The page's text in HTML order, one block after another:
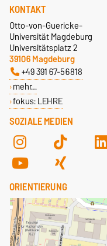
SOZIALE MEDIEN
KONTAKT
Otto-von-Guericke-
Universität Magdeburg
Universitätsplatz 2
39106 Magdeburg
+49 391 67-56818
mehr…
fokus: LEHRE
ORIENTIERUNG